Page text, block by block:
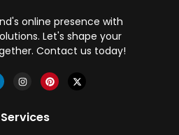
online presence with
Let's shape your
Contact us today!
Services